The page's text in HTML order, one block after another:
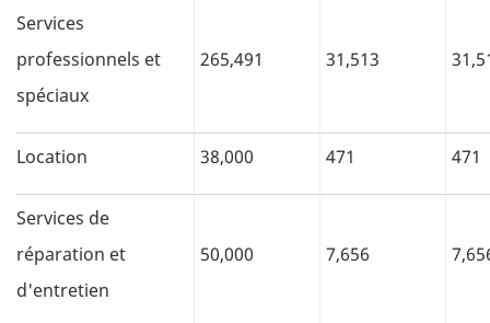
Services
professionnels et
spéciaux
265,491 31,513
Location 38,000 471 471
Services de
réparation et
d'entretien
50,000 7,656